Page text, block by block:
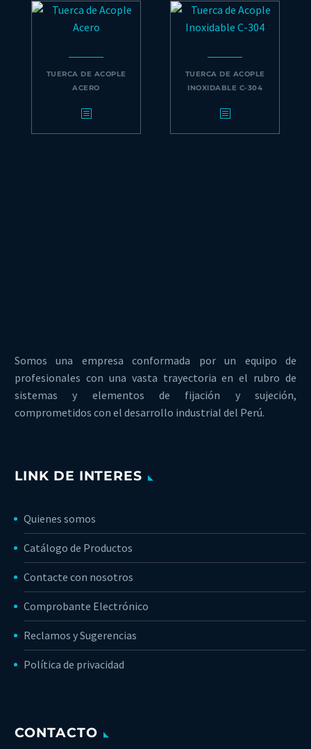
TUERCA DE ACOPLE
ACERO
TUERCA DE ACOPLE
INOXIDABLE C-304
Somos una empresa conformada por un equipo de
profesionales con una vasta trayectoria en el rubro de
sistemas y elementos de fijación y sujeción,
comprometidos con el desarrollo industrial del Perú.
LINK DE INTERES
Quienes somos
Catálogo de Productos
Contacte con nosotros
Comprobante Electrónico
Reclamos y Sugerencias
Política de privacidad
CONTACTO